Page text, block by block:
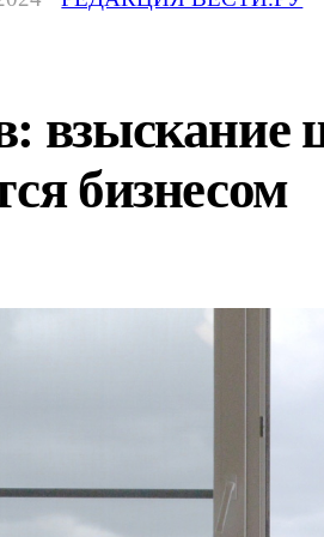
взыскание
бизнесом